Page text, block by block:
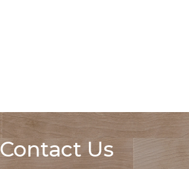
Contact Us